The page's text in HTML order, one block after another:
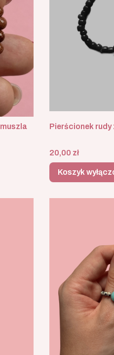
Pierścionek rudy
Cena
20,00 zł
Koszyk